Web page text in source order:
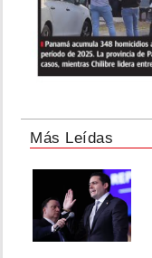
Más Leídas